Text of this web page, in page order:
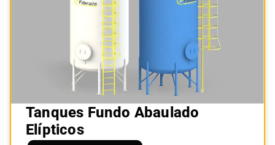
Tanques Fundo Abaulado
Elípticos